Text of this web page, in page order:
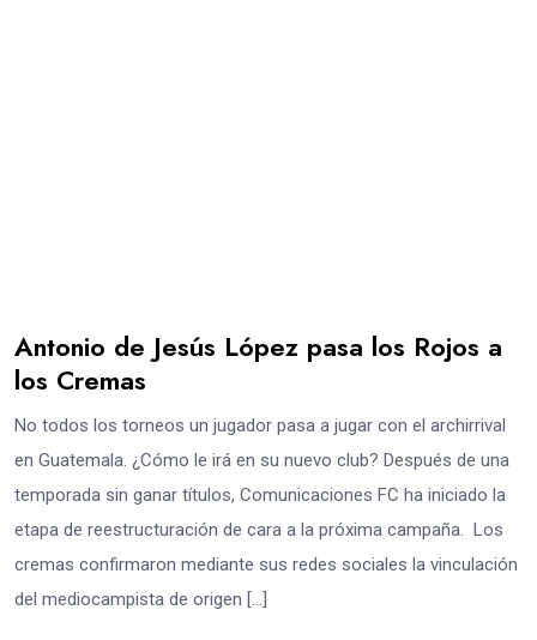
Antonio de Jesús López pasa los Rojos a
los Cremas
No todos los torneos un jugador pasa a jugar con el archirrival
en Guatemala. ¿Cómo le irá en su nuevo club? Después de una
temporada sin ganar títulos, Comunicaciones FC ha iniciado la
etapa de reestructuración de cara a la próxima campaña. Los
cremas confirmaron mediante sus redes sociales la vinculación
del mediocampista de origen […]